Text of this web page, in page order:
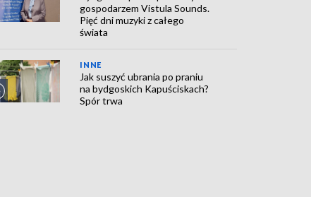
gospodarzem Vistula Sounds.
Pięć dni muzyki z całego
świata
INNE
Jak suszyć ubrania po praniu
na bydgoskich Kapuściskach?
Spór trwa